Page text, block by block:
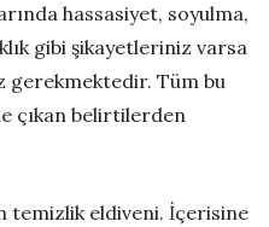
hassasiyet, soyulma,
gibi şikayetleriniz varsa
gerekmektedir. Tüm bu
çıkan belirtilerden
temizlik eldiveni. İçerisine